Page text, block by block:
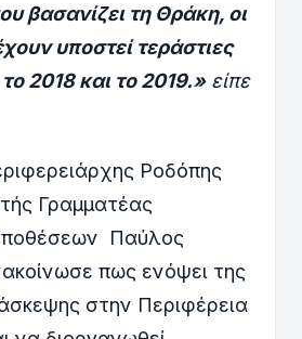
βασανίζει τη Θράκη, οι
υποστεί τεράστιες
2018 και το 2019.»είπε
Ροδόπης
Γραμματέας
Παύλος
πως ενόψει της
στην Περιφέρεια